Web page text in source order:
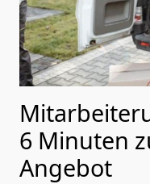
6 Minuten
Angebot